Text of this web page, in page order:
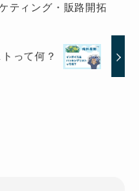
ティング・販路開拓
って何？